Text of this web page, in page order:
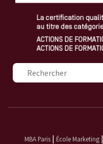
MBA Paris| École Marketing|